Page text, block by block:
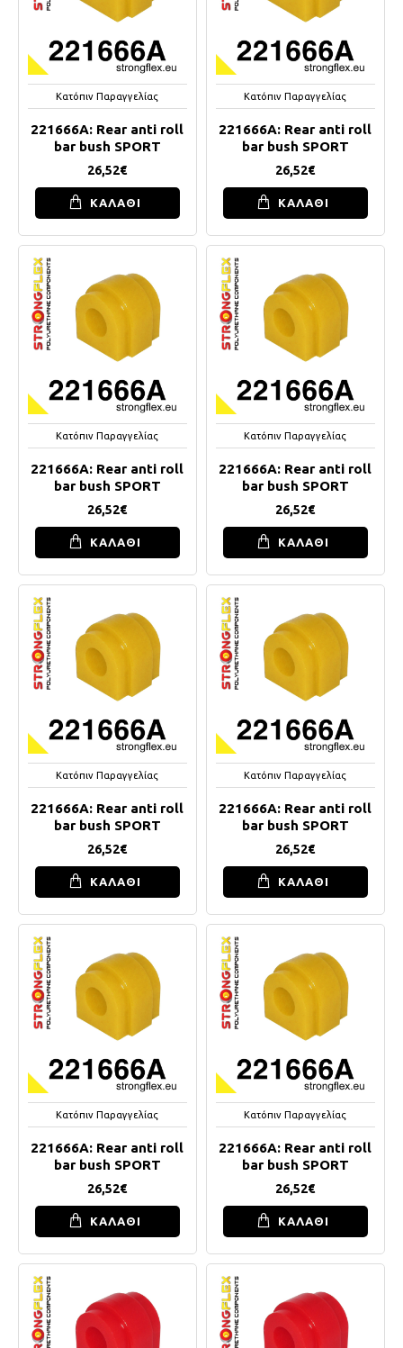
Κατόπιν Παραγγελίας
221666A: Rear anti roll
bar bush SPORT
26,52€
ΚΑΛΑΘΙ
Κατόπιν Παραγγελίας
221666A: Rear anti roll
bar bush SPORT
26,52€
ΚΑΛΑΘΙ
Κατόπιν Παραγγελίας
221666A: Rear anti roll
bar bush SPORT
26,52€
ΚΑΛΑΘΙ
Κατόπιν Παραγγελίας
221666A: Rear anti roll
bar bush SPORT
26,52€
ΚΑΛΑΘΙ
Κατόπιν Παραγγελίας
221666A: Rear anti roll
bar bush SPORT
26,52€
ΚΑΛΑΘΙ
Κατόπιν Παραγγελίας
221666A: Rear anti roll
bar bush SPORT
26,52€
ΚΑΛΑΘΙ
Κατόπιν Παραγγελίας
221666A: Rear anti roll
bar bush SPORT
26,52€
ΚΑΛΑΘΙ
Κατόπιν Παραγγελίας
221666A: Rear anti roll
bar bush SPORT
26,52€
ΚΑΛΑΘΙ